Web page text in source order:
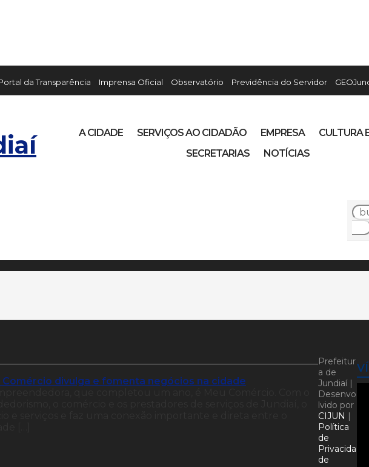
da Transparência Imprensa Oficial Observatório Previdência do Servidor
A CIDADE SERVIÇOS AO CIDADÃO EMPRESA
CULTURA
SECRETARIAS
NOTÍCIAS
Comércio divulga e fomenta negócios na cidade
Prefeitur
a de
Jundiaí |
Desenvo
lvido por
CIJUN |
Política
de
Privacida
de